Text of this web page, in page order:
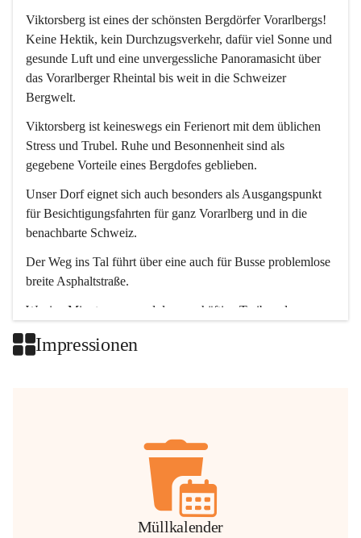
Viktorsberg ist eines der schönsten Bergdörfer Vorarlbergs!
Keine Hektik, kein Durchzugsverkehr, dafür viel Sonne und
gesunde Luft und eine unvergessliche Panoramasicht über
das Vorarlberger Rheintal bis weit in die Schweizer
Bergwelt.
Viktorsberg ist keineswegs ein Ferienort mit dem üblichen
Stress und Trubel. Ruhe und Besonnenheit sind als
gegebene Vorteile eines Bergdofes geblieben.
Unser Dorf eignet sich auch besonders als Ausgangspunkt
für Besichtigungsfahrten für ganz Vorarlberg und in die
benachbarte Schweiz.
Der Weg ins Tal führt über eine auch für Busse problemlose
breite Asphaltstraße.
Wenige Minuten nur, und das geschäftige Treiben der
Impressionen
Müllkalender